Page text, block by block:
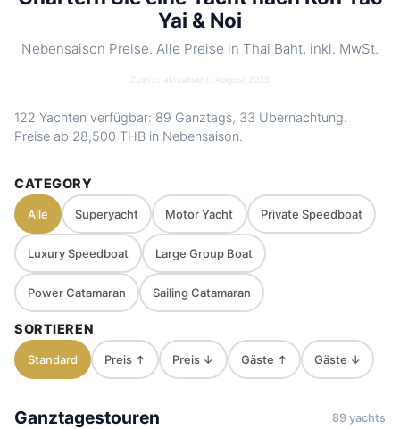
spots
Phang Nga Bay (Khao Phing Kan) · Koh
Hong (Phang Nga Bay) · Koh Kudo · Koh
style
guided planning depending on weather
and sea conditions
Yai & Noi
Nebensaison Preise. Alle Preise in Thai Baht, inkl. MwSt.
Zuletzt aktualisiert: August 2025
122 Yachten verfügbar: 89 Ganztags, 33 Übernachtung.
Preise ab 28,500 THB in Nebensaison.
CATEGORY
Alle Superyacht Motor Yacht Private Speedboat
Luxury Speedboat Large Group Boat
Power Catamaran Sailing Catamaran
SORTIEREN
Standard Preis ↑ Preis ↓ Gäste ↑ Gäste ↓
Ganztagestouren 89 yachts